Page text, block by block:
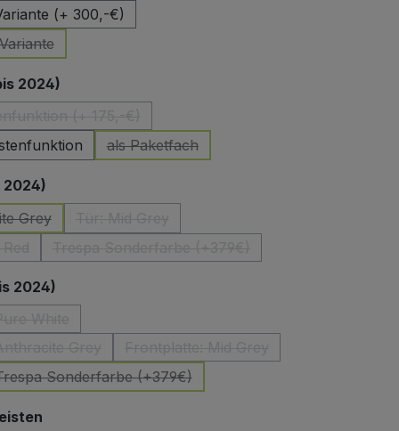
(+ 300,-€)
Option ist zurzeit nicht verfügbar.)
2024)auswählen
(Diese Option ist zurzeit nicht verfügbar.)
als Paketfach
(Diese Option ist zurzeit nicht verfügbar.)
2024)auswählen
Grey
Option ist zurzeit nicht verfügbar.)
Option ist zurzeit nicht verfügbar.)(Diese Option ist zurzeit nicht verfügbar.)
2024)auswählen
Option ist zurzeit nicht verfügbar.)
(Diese Option ist zurzeit nicht verfügbar.)(Diese Option ist zurzeit nicht
Sonderfarbe (+379€)
(Diese Option ist zurzeit nicht verfügbar.)
auswählen